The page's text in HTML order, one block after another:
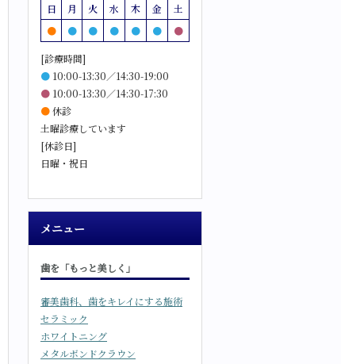
日 月 火 水 木 金
土
●
● ● ● ● ● ●
[診療時間]
● 10:00-13:30／14:30-19:00
● 10:00-13:30／14:30-17:30
●休診
土曜診療しています
[休診日]
日曜・祝日
メニュー
歯を「もっと美しく」
審美歯科、歯をキレイにする施術
セラミック
ホワイトニング
メタルボンドクラウン